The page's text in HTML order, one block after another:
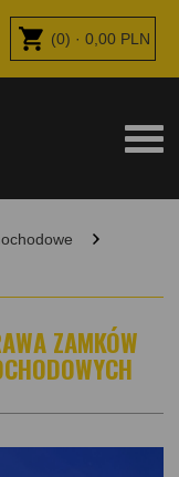
(0) · 0,00 PLN
ZAMKÓW